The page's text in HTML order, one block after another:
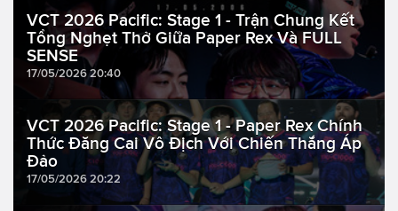
VCT 2026 Pacific: Stage 1 - Trận Chung Kết
Tổng Nghẹt Thở Giữa Paper Rex Và FULL
SENSE
17/05/2026 20:40
VCT 2026 Pacific: Stage 1 - Paper Rex Chính
Thức Đăng Cai Vô Địch Với Chiến Thắng Áp
Đảo
17/05/2026 20:22